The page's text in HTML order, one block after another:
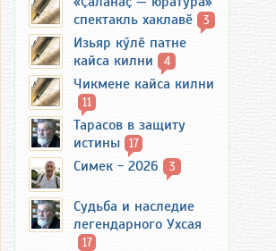
спектакль хаклавӗ
3
Изьяр кӳлӗ патне
кайса килни
4
Чикмене кайса килни
11
Тарасов в защиту
истины 17
Симек - 2026 3
Судьба и наследие
легендарного Ухсая
17